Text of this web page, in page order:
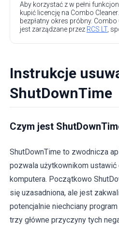
Aby korzystać z w pełni
kupić licencję na Combo
bezpłatny okres próbny.
jest zarządzane przez RCS LT,
Instrukcje
ShutDownTime
Czym jest
ShutDownTime to zwodnicza
pozwala użytkownikom ustawić
komputera. Początkowo
się uzasadniona, ale jest
potencjalnie niechciany
trzy główne przyczyny tych